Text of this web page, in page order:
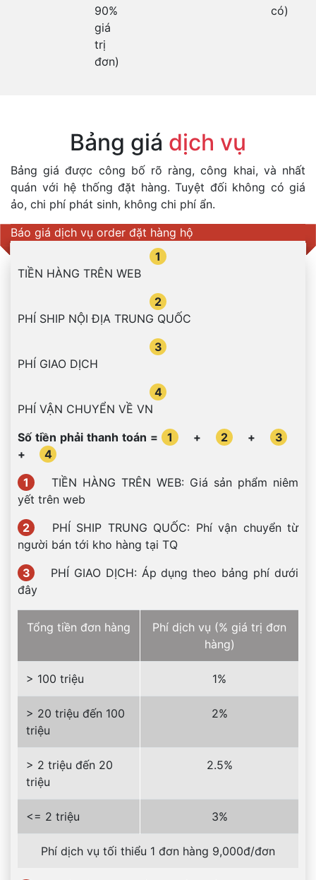
90%
giá
trị
đơn)
có)
Bảng giá dịch vụ
Bảng giá được công bố rõ ràng, công khai, và nhất
quán với hệ thống đặt hàng. Tuyệt đối không có giá
ảo, chi phí phát sinh, không chi phí ẩn.
Báo giá dịch vụ order đặt hàng hộ
1
TIỀN HÀNG TRÊN WEB
2
PHÍ SHIP NỘI ĐỊA TRUNG QUỐC
3
PHÍ GIAO DỊCH
4
PHÍ VẬN CHUYỂN VỀ VN
Số tiền phải thanh toán =
1 + 2 +
3
+
4
1
TIỀN HÀNG TRÊN WEB: Giá sản phẩm niêm
yết trên web
2
PHÍ SHIP TRUNG QUỐC: Phí vận chuyển từ
người bán tới kho hàng tại TQ
3
PHÍ GIAO DỊCH: Áp dụng theo bảng phí dưới
đây
Tổng tiền đơn hàng
Phí dịch vụ (% giá trị đơn
hàng)
> 100 triệu 1%
> 20 triệu đến 100
triệu
2%
> 2 triệu đến 20
triệu
2.5%
<= 2 triệu 3%
Phí dịch vụ tối thiểu 1 đơn hàng 9,000đ/đơn